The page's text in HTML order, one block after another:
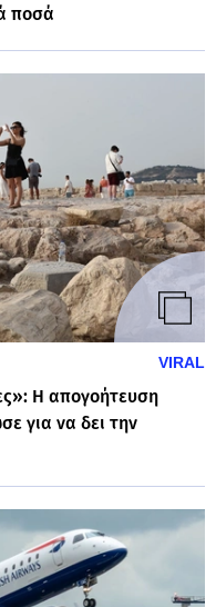
ποσά
VIRAL
Η απογοήτευση
για να δει την